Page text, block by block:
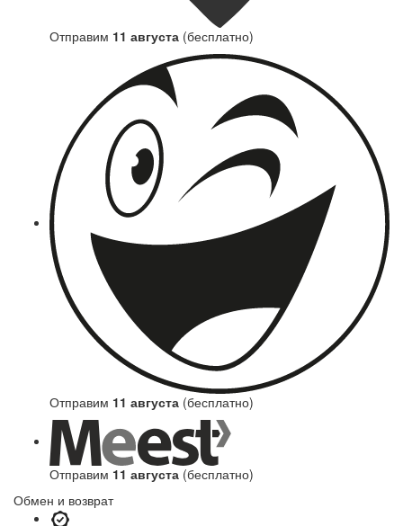
Отправим 11 августа (бесплатно)
Отправим 11 августа (бесплатно)
Отправим 11 августа (бесплатно)
Обмен и возврат